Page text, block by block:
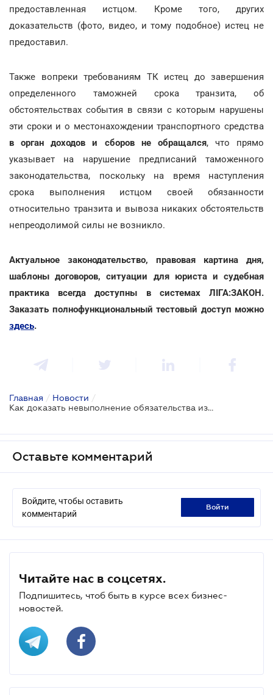
предоставленная истцом. Кроме того, других
доказательств (фото, видео, и тому подобное) истец не
предоставил.
Также вопреки требованиям ТК истец до завершения
определенного таможней срока транзита, об
обстоятельствах события в связи с которым нарушены
эти сроки и о местонахождении транспортного средства
в орган доходов и сборов не обращался, что прямо
указывает на нарушение предписаний таможенного
законодательства, поскольку на время наступления
срока выполнения истцом своей обязанности
относительно транзита и вывоза никаких обстоятельств
непреодолимой силы не возникло.
Актуальное законодательство, правовая картина дня,
шаблоны договоров, ситуации для юриста и судебная
практика всегда доступны в системах ЛІГА:ЗАКОН.
Заказать полнофункциональный тестовый доступ можно
здесь.
Главная / Новости /
Как доказать невыполнение обязательства из-за непреодолимой силы: позиция ВС
Оставьте комментарий
Войдите, чтобы оставить
комментарий
войти
Читайте нас в соцсетях.
Подпишитесь, чтоб быть в курсе всех бизнес-
новостей.